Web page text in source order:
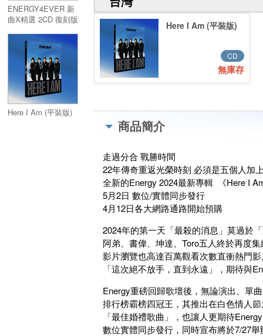
ENERGY4EVER 新
曲X精選 2CD 復刻版
Here I Am (平裝版)
Here I Am (平裝版)
CD
無庫存
商品簡介
走過分合 戰勝時間
22年傳奇重返光榮時刻 必須是五個人加
全新的Energy 2024最新專輯 《Here I
5月2日 數位/實體同步發行
4月12日各大網路通路開始預購
2024年的第一天「最殺的消息」莫過於
阿弟、書偉、坤達、Toro五人終於再度
影片瀏覽也高達百萬觀看次數直衝熱門
「這次絕不放手，直到永遠」，期待與
Energy重磅回歸歌壇後，無論演出、單
排行榜霸榜四冠王，其推出在白色情人
「最佳婚禮歌曲」，也讓人更期待
數位實體同步發行，同時宣布將於7/27